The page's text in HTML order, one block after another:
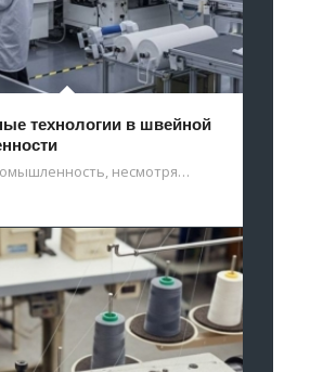
технологии в швейной
несмотря…